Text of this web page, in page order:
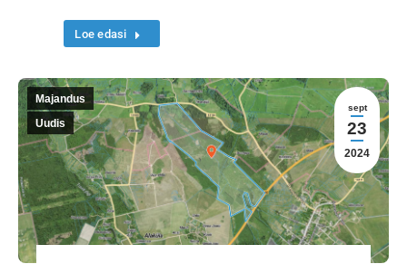
Loe edasi
sept
23
2024
Majandus
Uudis